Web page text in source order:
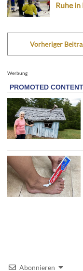
Ruhe
Vorheriger
Werbung
Abonnieren